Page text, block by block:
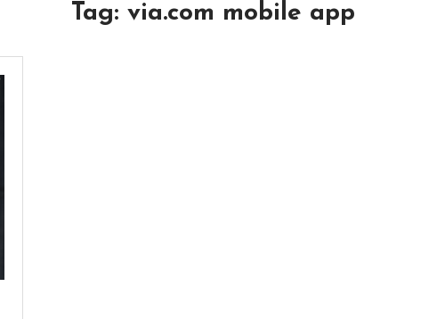
Tag: via.com mobile app